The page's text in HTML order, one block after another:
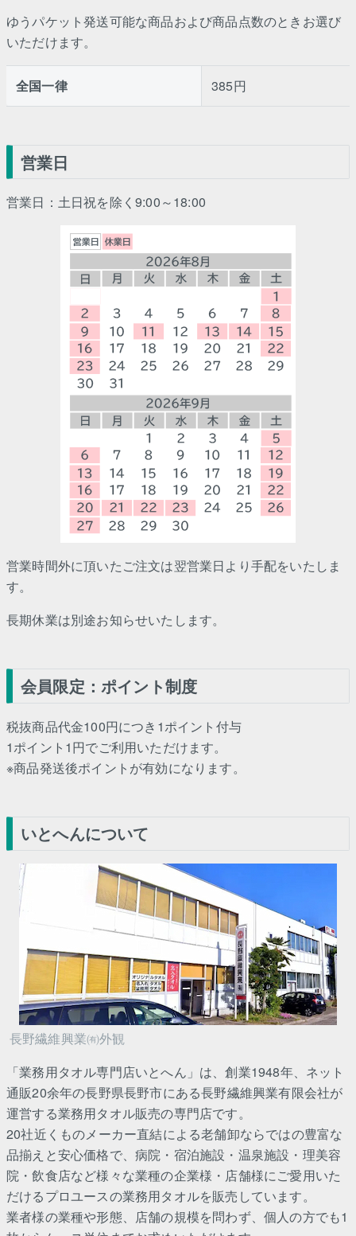
ゆうパケット発送可能な商品および商品点数のときお選び
いただけます。
全国一律 385円
営業日
営業日：土日祝を除く9:00～18:00
営業時間外に頂いたご注文は翌営業日より手配をいたしま
す。
長期休業は別途お知らせいたします。
会員限定：ポイント制度
税抜商品代金100円につき1ポイント付与
1ポイント1円でご利用いただけます。
※商品発送後ポイントが有効になります。
いとへんについて
長野繊維興業㈲外観
「業務用タオル専門店いとへん」は、創業1948年、ネット
通販20余年の長野県長野市にある長野繊維興業有限会社が
運営する業務用タオル販売の専門店です。
20社近くものメーカー直結による老舗卸ならではの豊富な
品揃えと安心価格で、病院・宿泊施設・温泉施設・理美容
院・飲食店など様々な業種の企業様・店舗様にご愛用いた
だけるプロユースの業務用タオルを販売しています。
業者様の業種や形態、店舗の規模を問わず、個人の方でも1